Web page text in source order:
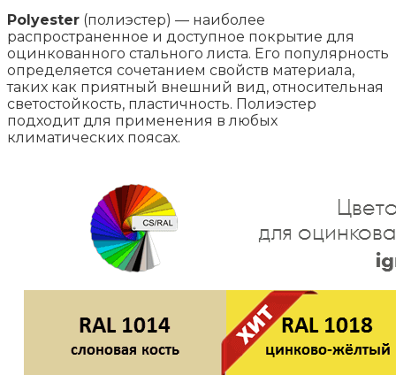
Polyester (полиэстер) — наиболее
распространенное и доступное покрытие для
оцинкованного стального листа. Его популярность
определяется сочетанием свойств материала,
таких как приятный внешний вид, относительная
светостойкость, пластичность. Полиэстер
подходит для применения в любых
климатических поясах.